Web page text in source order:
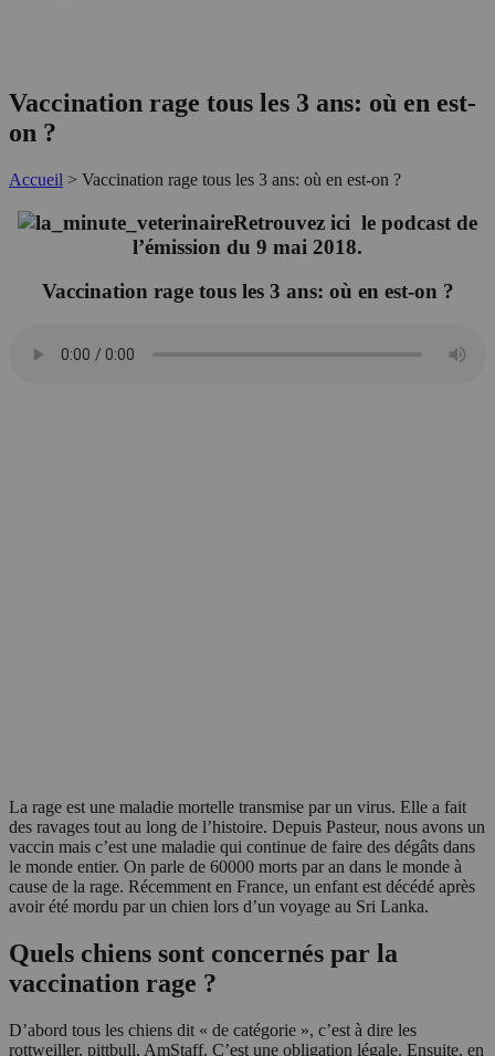
Vaccination rage tous les 3 ans: où en est-
on ?
Accueil > Vaccination rage tous les 3 ans: où en est-on ?
Retrouvez ici le podcast de
l’émission du 9 mai 2018.
Vaccination rage tous les 3 ans: où en est-on ?
La rage est une maladie mortelle transmise par un virus. Elle a fait
des ravages tout au long de l’histoire. Depuis Pasteur, nous avons un
vaccin mais c’est une maladie qui continue de faire des dégâts dans
le monde entier. On parle de 60000 morts par an dans le monde à
cause de la rage. Récemment en France, un enfant est décédé après
avoir été mordu par un chien lors d’un voyage au Sri Lanka.
Quels chiens sont concernés par la
vaccination rage ?
D’abord tous les chiens dit « de catégorie », c’est à dire les
rottweiller, pittbull, AmStaff. C’est une obligation légale. Ensuite, en